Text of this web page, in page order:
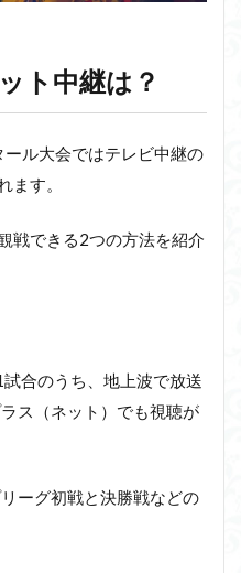
ト中継は？
ル大会ではテレビ中継の
ます。
戦できる2つの方法を紹介
合のうち、地上波で放送
ス（ネット）でも視聴が
ーグ初戦と決勝戦などの